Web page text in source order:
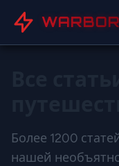
Более 1200
нашей